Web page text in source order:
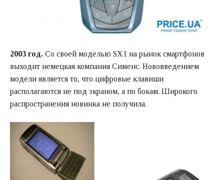
2003 год. Со своей моделью SX1 на рынок смартфонов
выходит немецкая компания Сименс. Нововведением
модели является то, что цифровые клавиши
располагаются не под экраном, а по бокам. Широкого
распространения новинка не получила.